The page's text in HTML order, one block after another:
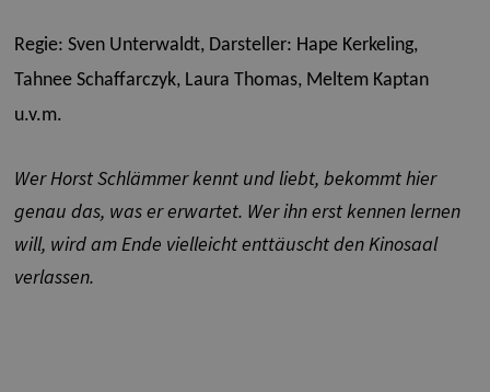
Regie: Sven Unterwaldt, Darsteller: Hape Kerkeling,
Tahnee Schaffarczyk, Laura Thomas, Meltem Kaptan
u.v.m.
Wer Horst Schlämmer kennt und liebt, bekommt hier
genau das, was er erwartet. Wer ihn erst kennen lernen
will, wird am Ende vielleicht enttäuscht den Kinosaal
verlassen.